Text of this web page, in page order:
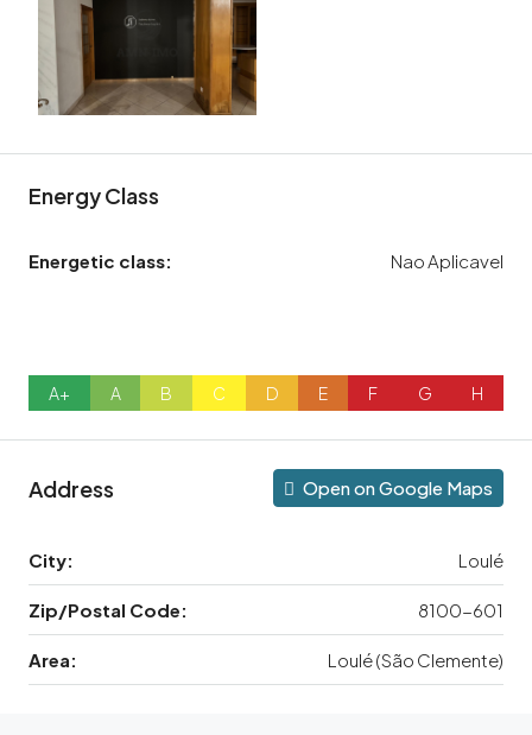
Energy Class
Energetic class: Nao Aplicavel
A+ A B C D E F G H
Address Open on Google Maps
City: Loulé
Zip/Postal Code: 8100-601
Area: Loulé (São Clemente)